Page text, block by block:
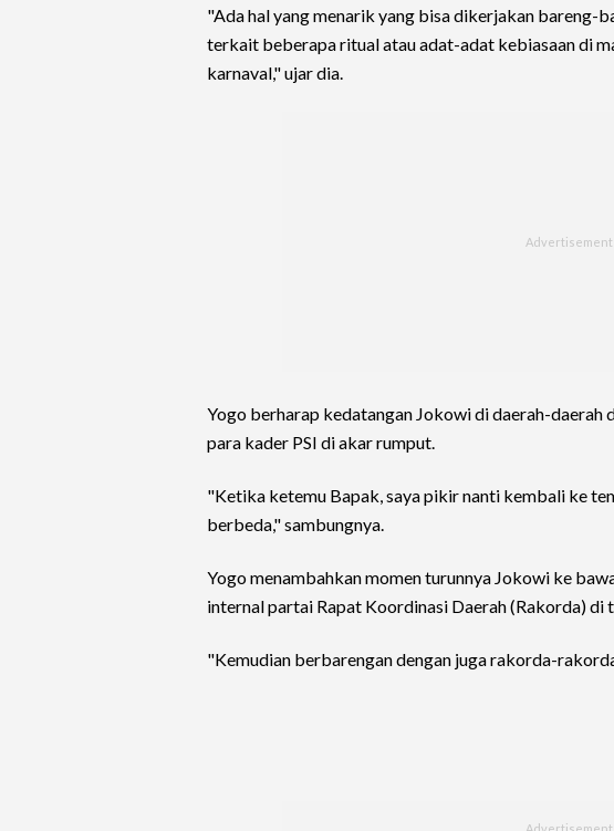
"Ada hal yang menarik yang bisa dikerjakan bareng-
terkait beberapa ritual atau adat-adat kebiasaan di
karnaval," ujar dia.
Yogo berharap kedatangan Jokowi di daerah-daerah
para kader PSI di akar rumput.
"Ketika ketemu Bapak, saya pikir nanti kembali ke
berbeda," sambungnya.
Yogo menambahkan momen turunnya Jokowi ke
internal partai Rapat Koordinasi Daerah (Rakorda) di
"Kemudian berbarengan dengan juga rakorda-